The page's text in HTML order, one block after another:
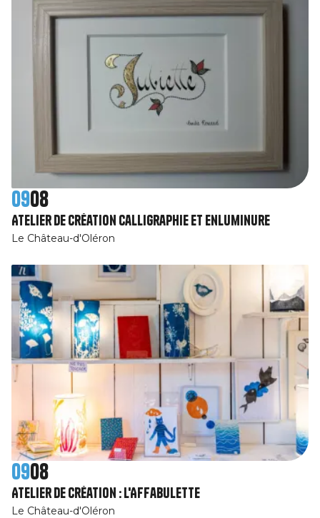
0908
Atelier de création calligraphie et enluminure
Le Château-d'Oléron
0908
Atelier de création : l'Affabulette
Le Château-d'Oléron